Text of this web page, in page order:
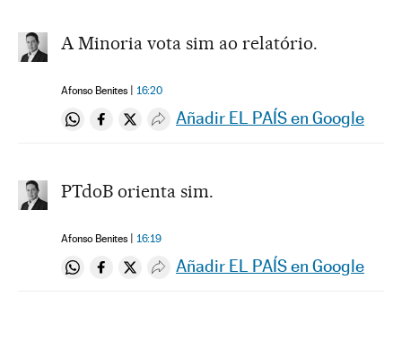
A Minoria vota sim ao relatório.
Afonso Benites 16:20
Compartir en Whatsapp
Compartir en Facebook
Compartir en Twitter
Desplegar Redes Sociales
Añadir EL PAÍS en Google
PTdoB orienta sim.
Afonso Benites 16:19
Compartir en Whatsapp
Compartir en Facebook
Compartir en Twitter
Desplegar Redes Sociales
Añadir EL PAÍS en Google